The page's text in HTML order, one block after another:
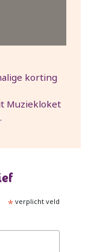
korting
Muziekloket
*verplicht veld